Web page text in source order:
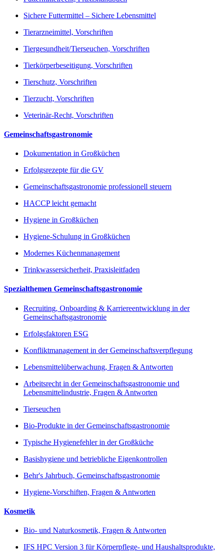
Sichere Futtermittel – Sichere Lebensmittel
Tierarzneimittel, Vorschriften
Tiergesundheit/Tierseuchen, Vorschriften
Tierkörperbeseitigung, Vorschriften
Tierschutz, Vorschriften
Tierzucht, Vorschriften
Veterinär-Recht, Vorschriften
Gemeinschaftsgastronomie
Dokumentation in Großküchen
Erfolgsrezepte für die GV
Gemeinschaftsgastronomie professionell steuern
HACCP leicht gemacht
Hygiene in Großküchen
Hygiene-Schulung in Großküchen
Modernes Küchenmanagement
Trinkwassersicherheit, Praxisleitfaden
Spezialthemen Gemeinschaftsgastronomie
Recruiting, Onboarding & Karriereentwicklung in der
Gemeinschaftsgastronomie
Erfolgsfaktoren ESG
Konfliktmanagement in der Gemeinschaftsverpflegung
Lebensmittelüberwachung, Fragen & Antworten
Arbeitsrecht in der Gemeinschaftsgastronomie und
Lebensmittelindustrie, Fragen & Antworten
Tierseuchen
Bio-Produkte in der Gemeinschaftsgastronomie
Typische Hygienefehler in der Großküche
Basishygiene und betriebliche Eigenkontrollen
Behr's Jahrbuch, Gemeinschaftsgastronomie
Hygiene-Vorschiften, Fragen & Antworten
Kosmetik
Bio- und Naturkosmetik, Fragen & Antworten
IFS HPC Version 3 für Körperpflege- und Haushaltsprodukte,